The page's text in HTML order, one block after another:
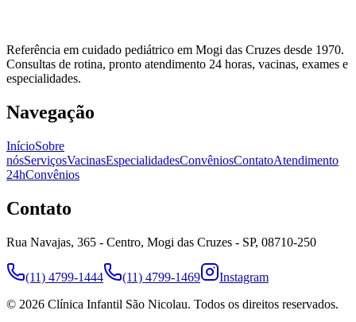
Referência em cuidado pediátrico em Mogi das Cruzes desde 1970.
Consultas de rotina, pronto atendimento 24 horas, vacinas, exames e
especialidades.
Navegação
InícioSobre
nósServiçosVacinasEspecialidadesConvêniosContatoAtendimento
24hConvênios
Contato
Rua Navajas, 365 - Centro, Mogi das Cruzes - SP, 08710-250
(11) 4799-1444 (11) 4799-1469
Instagram
© 2026 Clínica Infantil São Nicolau. Todos os direitos reservados.